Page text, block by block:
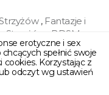
erotyczne i sex
spełnić swoje
Korzystając z
odczyt wg ustawień
, Fantazje i
Strzyżów
BDSM
Strzyżów,Handel